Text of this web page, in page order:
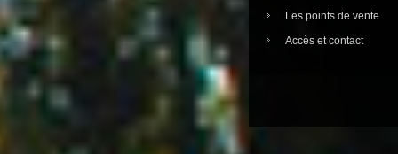
Les points de vente
Accès et contact